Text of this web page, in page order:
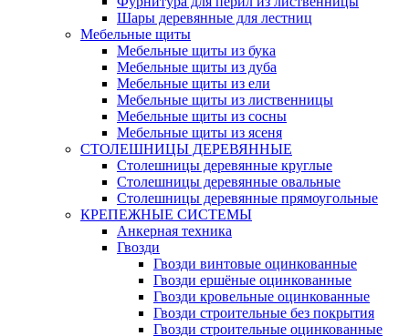
Шары деревянные для лестниц
Мебельные щиты
Мебельные щиты из бука
Мебельные щиты из дуба
Мебельные щиты из ели
Мебельные щиты из лиственницы
Мебельные щиты из сосны
Мебельные щиты из ясеня
СТОЛЕШНИЦЫ ДЕРЕВЯННЫЕ
Столешницы деревянные круглые
Столешницы деревянные овальные
Столешницы деревянные прямоугольные
КРЕПЕЖНЫЕ СИСТЕМЫ
Анкерная техника
Гвозди
Гвозди винтовые оцинкованные
Гвозди ершёные оцинкованные
Гвозди кровельные оцинкованные
Гвозди строительные без покрытия
Гвозди строительные оцинкованные